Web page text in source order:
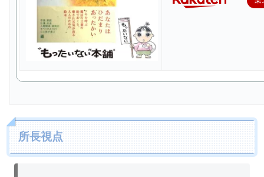
所長視点